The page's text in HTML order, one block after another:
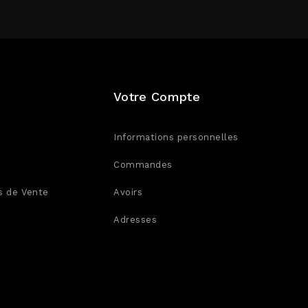
de Vente
Votre Compte
Informations personnelles
Commandes
Avoirs
Adresses